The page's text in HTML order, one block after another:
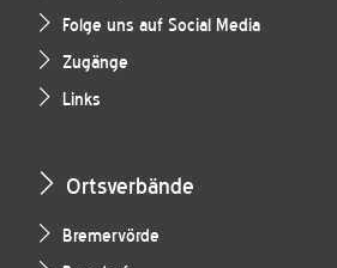
Folge uns auf Social Media
Zugänge
Links
Ortsverbände
Bremervörde